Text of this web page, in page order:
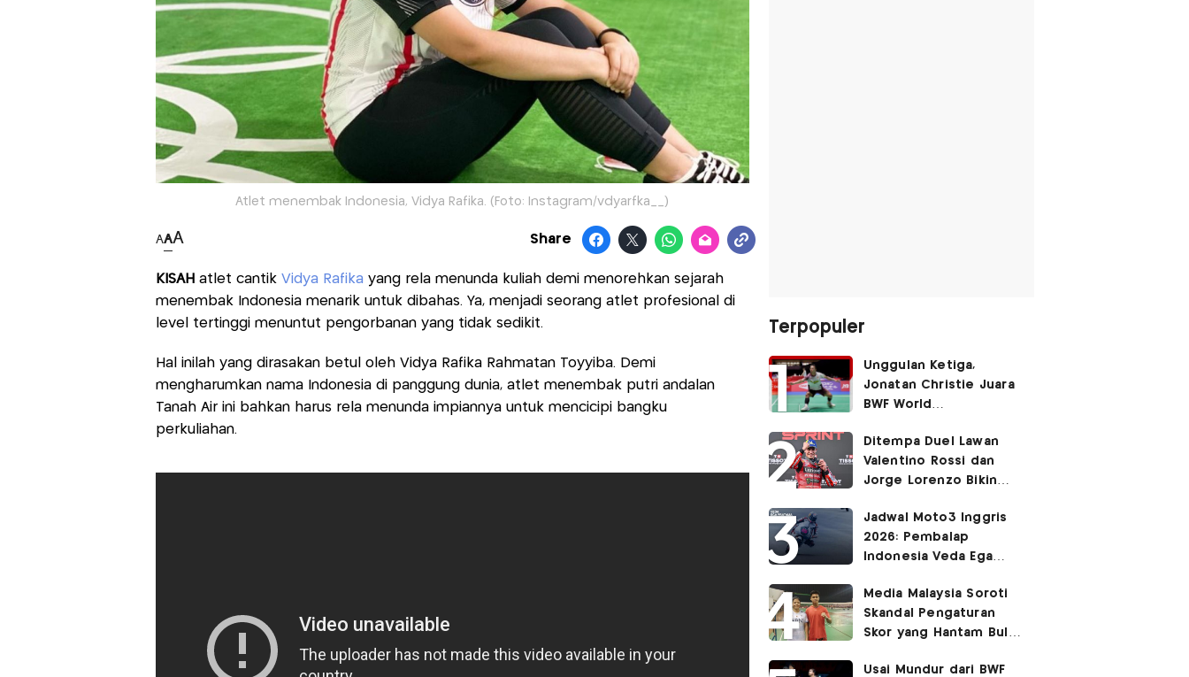
Atlet menembak Indonesia, Vidya Rafika. (Foto: Instagram/vdyarfka__)
AAA Share
KISAH atlet cantik Vidya Rafika yang rela menunda kuliah demi menorehkan sejarah
menembak Indonesia menarik untuk dibahas. Ya, menjadi seorang atlet profesional di
level tertinggi menuntut pengorbanan yang tidak sedikit.
Hal inilah yang dirasakan betul oleh Vidya Rafika Rahmatan Toyyiba. Demi
mengharumkan nama Indonesia di panggung dunia, atlet menembak putri andalan
Tanah Air ini bahkan harus rela menunda impiannya untuk mencicipi bangku
perkuliahan.
Terpopuler
Unggulan Ketiga,
Jonatan Christie Juara
BWF World
Ditempa Duel Lawan
Valentino Rossi dan
Jorge Lorenzo Bikin
Dikalahkan
Jadwal Moto3 Inggris
2026: Pembalap
Indonesia Veda Ega
Media Malaysia Soroti
Skandal Pengaturan
Skor yang Hantam Bulu
Libatkan Jafar/Felisha!
Usai Mundur dari BWF